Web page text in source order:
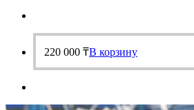
220 000 ₸В корзину